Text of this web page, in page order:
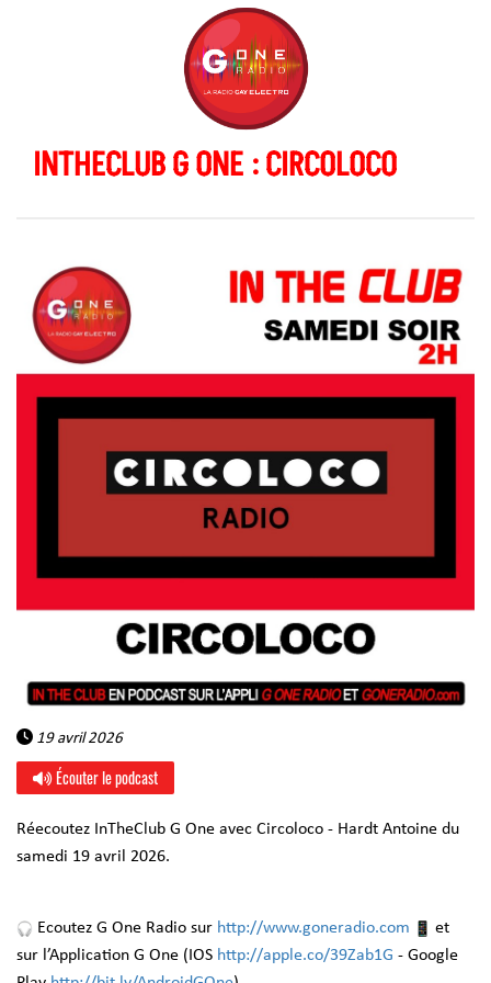
INTHECLUB G ONE : CIRCOLOCO
19 avril 2026
Écouter le podcast
Réecoutez InTheClub G One avec Circoloco - Hardt Antoine du
samedi 19 avril 2026.
Ecoutez G One Radio sur http://www.goneradio.com
et
sur l’Application G One (IOS http://apple.co/39Zab1G - Google